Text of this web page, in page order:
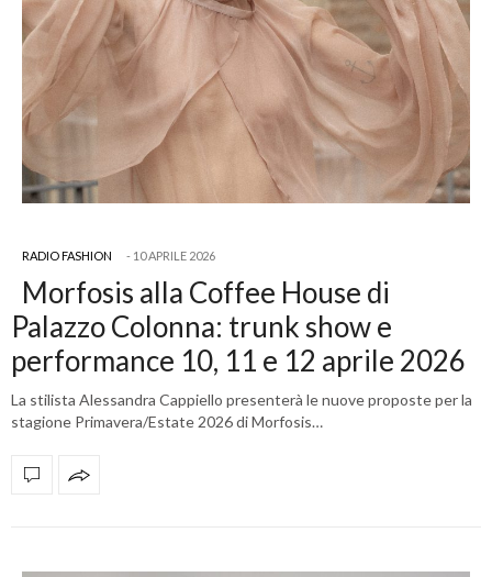
RADIO FASHION 10 APRILE 2026
Morfosis alla Coffee House di
Palazzo Colonna: trunk show e
performance 10, 11 e 12 aprile 2026
La stilista Alessandra Cappiello presenterà le nuove proposte per la
stagione Primavera/Estate 2026 di Morfosis…